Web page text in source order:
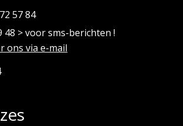
57 84
48 > voor sms-berichten !
ons via e-mail